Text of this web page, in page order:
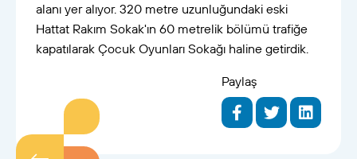
alanı yer alıyor. 320 metre uzunluğundaki eski
Hattat Rakım Sokak'ın 60 metrelik bölümü trafiğe
kapatılarak Çocuk Oyunları Sokağı haline getirdik.
Paylaş